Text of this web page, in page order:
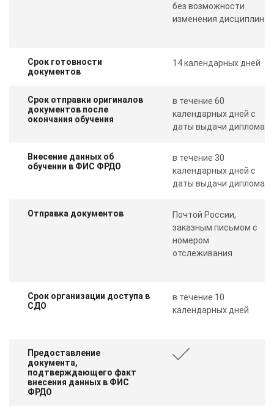
без возможности
изменения дисциплин
Срок готовности
документов
14 календарных дней
Срок отправки оригиналов
документов после
окончания обучения
в течение 60
календарных дней с
даты выдачи диплома
Внесение данных об
обучении в ФИС ФРДО
в течение 30
календарных дней с
даты выдачи диплома
Отправка документов
Почтой России,
заказным письмом с
номером
отслеживания
Срок организации доступа в
СДО
в течение 10
календарных дней
Предоставление
документа,
подтверждающего факт
внесения данных в ФИС
ФРДО
ChatApp
Мессенджеры
Свяжитесь с нами через любой удобный мессенджер!